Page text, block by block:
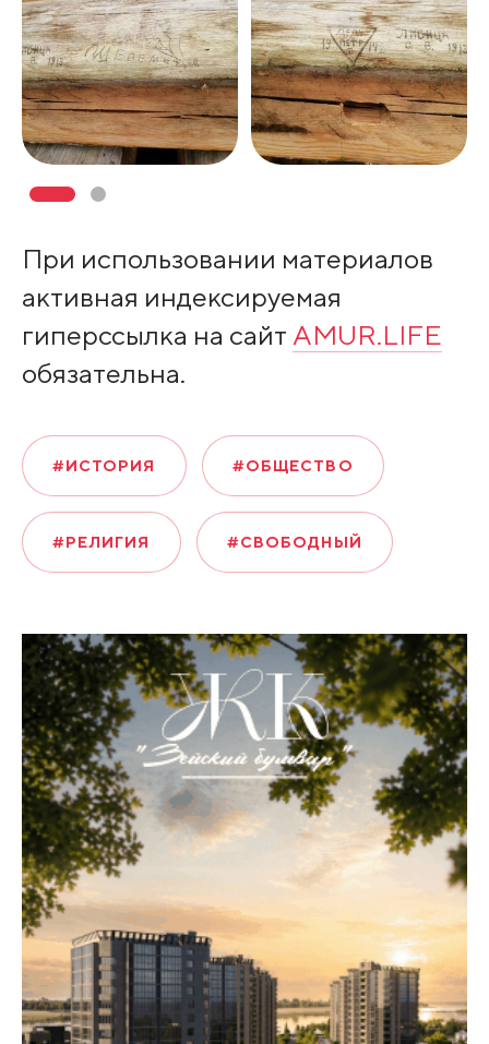
При использовании материалов
активная индексируемая
гиперссылка на сайт AMUR.LIFE
обязательна.
#ИСТОРИЯ #ОБЩЕСТВО
#РЕЛИГИЯ #СВОБОДНЫЙ